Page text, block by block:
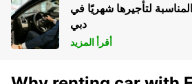
لتأجيرها شهريًا في
دبي
أقرأ المزيد